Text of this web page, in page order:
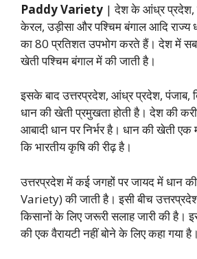
Paddy Variety | देश के आंध्र प्रदेश,
केरल, उड़ीसा और पश्चिम बंगाल आदि
का 80 प्रतिशत उपभोग करते हैं। देश में
खेती पश्चिम बंगाल में की जाती है।
इसके बाद उत्तरप्रदेश, आंध्र प्रदेश, पंजाब,
धान की खेती प्रमुखता होती है। देश की
आबादी धान पर निर्भर है। धान की खेती एक
कि भारतीय कृषि की रीढ़ है।
उत्तरप्रदेश में कई जगहों पर जायद में धान
Variety) की जाती है। इसी बीच
किसानों के लिए जरूरी सलाह जारी की है।
की एक वैरायटी नहीं बोने के लिए कहा गया है।